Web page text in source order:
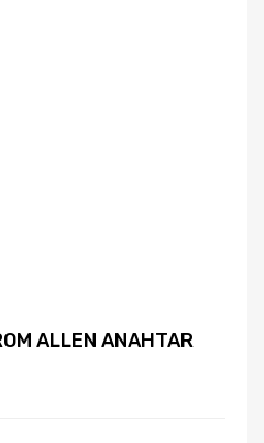
ALLEN ANAHTAR